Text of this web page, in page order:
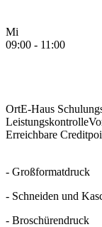
Mi
09:00 - 11:00
OrtE-Haus
Leistungskontrolle
Erreichbare
- Großformatdruck
- Schneiden und
- Broschürendruck